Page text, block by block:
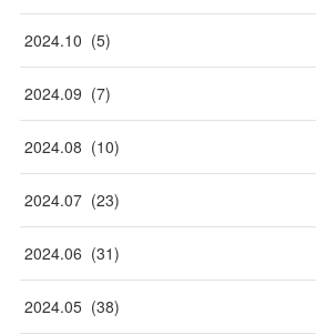
2024.10 (5)
2024.09 (7)
2024.08 (10)
2024.07 (23)
2024.06 (31)
2024.05 (38)